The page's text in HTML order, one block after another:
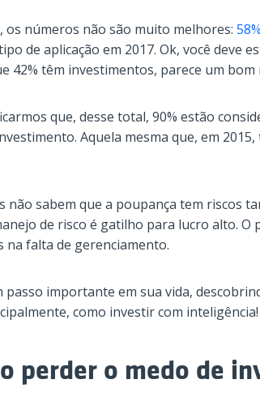
os números não são muito melhores: 58%
de aplicação em 2017. Ok, você deve
42% têm investimentos, parece um bom
que, desse total, 90% estão
Aquela mesma que, em 2015,
não sabem que a poupança tem riscos
de risco é gatilho para lucro alto.
na falta de gerenciamento.
passo importante em sua vida,
como investir com inteligência!
perder o medo de